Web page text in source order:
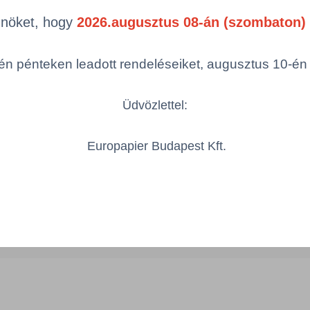
(a rendezéshez - SZŰRÉS - kattints
Szélesség Hosszúság
500 mm 500 mm
hogy 2026.augusztus 08-án
pénteken leadott rendeléseiket, augusztus 10-
Üdvözlettel:
Europapier Budapest Kft.